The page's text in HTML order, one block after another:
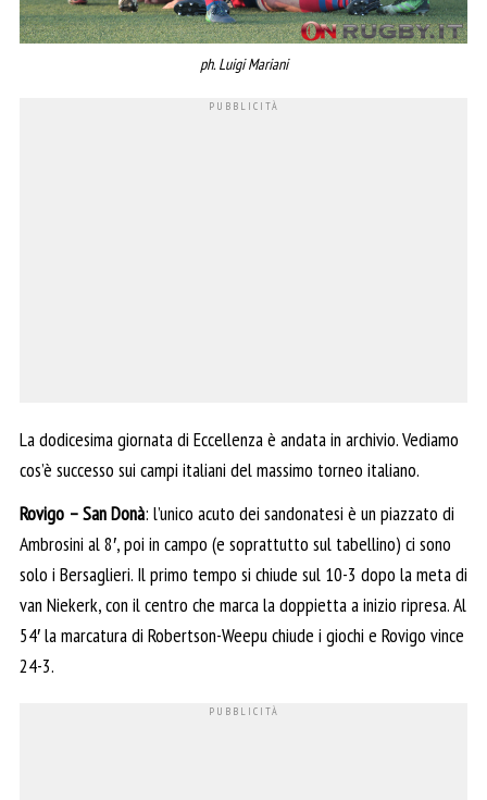
ph. Luigi Mariani
La dodicesima giornata di Eccellenza è andata in archivio. Vediamo
cos’è successo sui campi italiani del massimo torneo italiano.
Rovigo – San Donà: l’unico acuto dei sandonatesi è un piazzato di
Ambrosini al 8′, poi in campo (e soprattutto sul tabellino) ci sono
solo i Bersaglieri. Il primo tempo si chiude sul 10-3 dopo la meta di
van Niekerk, con il centro che marca la doppietta a inizio ripresa. Al
54′ la marcatura di Robertson-Weepu chiude i giochi e Rovigo vince
24-3.